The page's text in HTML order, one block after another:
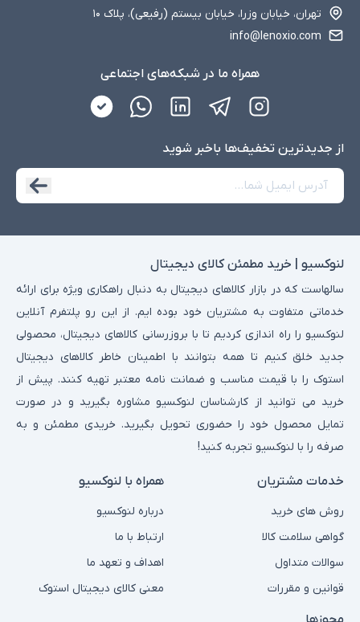
تهران، خیابان وزرا، خیابان بیستم (رفیعی)، پلاک ۱۰
info@lenoxio.com
همراه ما در شبکه‌های اجتماعی
از جدید‌ترین تخفیف‌ها با‌خبر شوید
لنوکسیو | خرید مطمئن کالای دیجیتال
سالهاست که در بازار کالاهای دیجیتال به دنبال راهکاری ویژه برای ارائه
خدماتی متفاوت به مشتریان خود بوده ایم. از این رو پلتفرم آنلاین
لنوکسیو را راه اندازی کردیم تا با بروزرسانی کالاهای دیجیتال، محصولی
جدید خلق کنیم تا همه بتوانند با اطمینان خاطر کالاهای دیجیتال
استوک را با قیمت مناسب و ضمانت نامه معتبر تهیه کنند. پیش از
خرید می توانید از کارشناسان لنوکسیو مشاوره بگیرید و در صورت
تمایل محصول خود را حضوری تحویل بگیرید. خریدی مطمئن و به
صرفه را با لنوکسیو تجربه کنید!
خدمات مشتریان
روش های خرید
گواهی سلامت کالا
سوالات متداول
قوانین و مقررات
همراه با لنوکسیو
درباره لنوکسیو
ارتباط با ما
اهداف و تعهد ما
معنی کالای دیجیتال استوک